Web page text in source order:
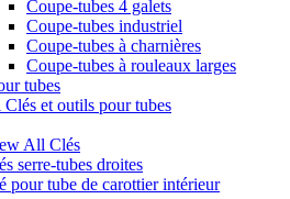
Coupe-tubes 4 galets
Coupe-tubes industriel
Coupe-tubes à charnières
Coupe-tubes à rouleaux larges
tubes
et outils pour tubes
All Clés
serre-tubes droites
pour tube de carottier intérieur